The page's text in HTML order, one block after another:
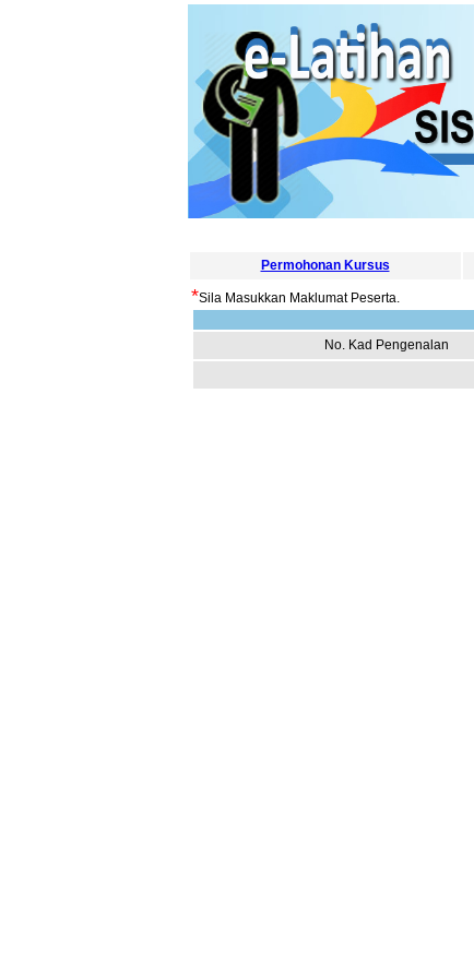
Permohonan Kursus
*Sila Masukkan Maklumat Peserta.
No. Kad Pengenalan